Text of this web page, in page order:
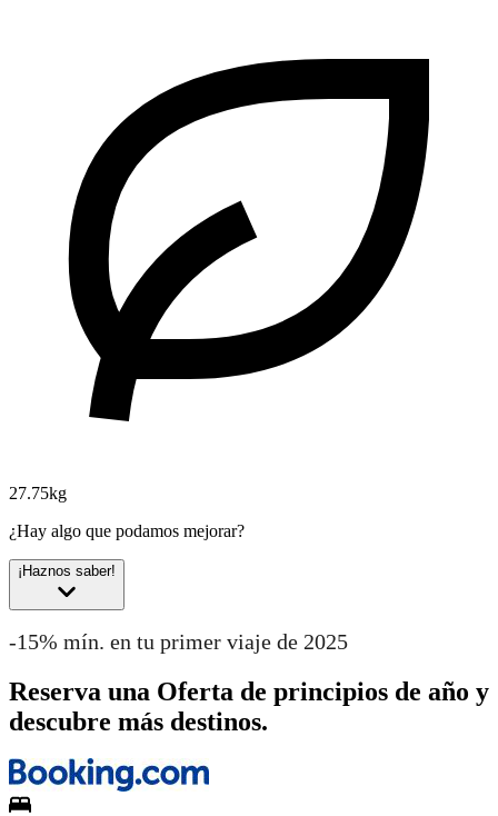
27.75kg
¿Hay algo que podamos mejorar?
¡Haznos saber!
-15% mín. en tu primer viaje de 2025
Reserva una Oferta de principios de año y
descubre más destinos.